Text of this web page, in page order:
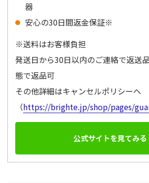
器
安心の30日間返金保証※
※送料はお客様負担
発送日から30日以内のご連絡で返送
態で返品可
その他詳細はキャンセルポリシーへ
（https://brighte.jp/shop/pages/
公式サイトを見てみる